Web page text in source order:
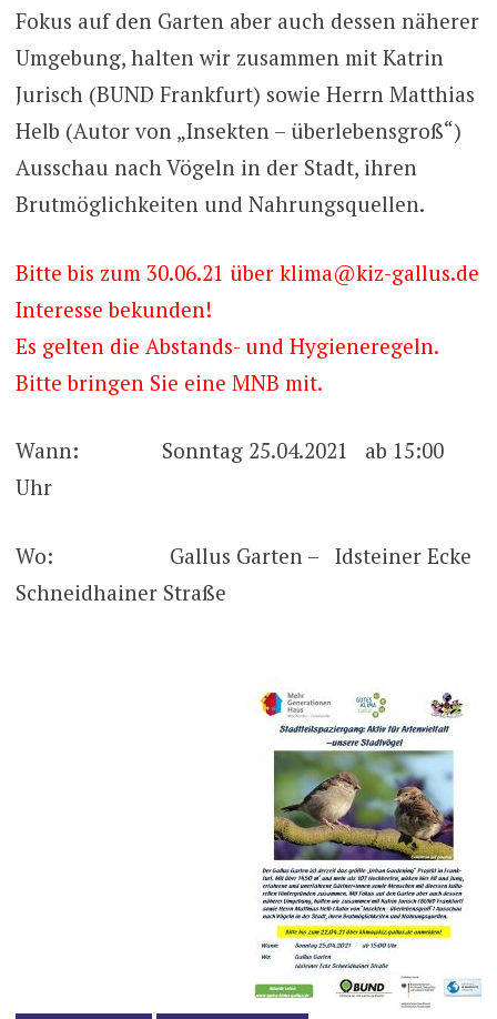
Fokus auf den Garten aber auch dessen näherer
Umgebung, halten wir zusammen mit Katrin
Jurisch (BUND Frankfurt) sowie Herrn Matthias
Helb (Autor von „Insekten – überlebensgroß“)
Ausschau nach Vögeln in der Stadt, ihren
Brutmöglichkeiten und Nahrungsquellen.
Bitte bis zum 30.06.21 über klima@kiz-gallus.de
Interesse bekunden!
Es gelten die Abstands- und Hygieneregeln.
Bitte bringen Sie eine MNB mit.
Wann:
Sonntag 25.04.2021 ab 15:00
Uhr
Wo: Gallus Garten – Idsteiner Ecke
Schneidhainer Straße